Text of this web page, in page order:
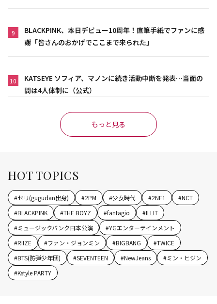
9
BLACKPINK、本日デビュー10周年！直筆手紙でファンに感
謝「皆さんのおかげでここまで来られた」
10
KATSEYE ソフィア、マノンに続き活動中断を発表…当面の
間は4人体制に（公式）
もっと見る
HOT TOPICS
#セリ(gugudan出身) #2PM #少女時代 #2NE1 #NCT
#BLACKPINK #THE BOYZ #fantagio #ILLIT
#ミュージックバンク日本公演 #YGエンターテインメント
#RIIZE #ファン・ジョンミン #BIGBANG #TWICE
#BTS(防弾少年団) #SEVENTEEN #NewJeans #ミン・ヒジン
#Kstyle PARTY